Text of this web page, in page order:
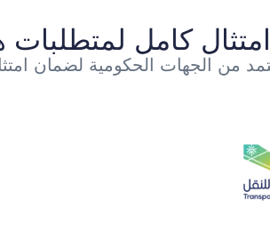
امتثال كامل لمتطلبات
من الجهات الحكومية لضمان